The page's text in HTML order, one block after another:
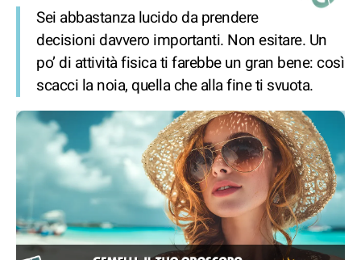
Sei abbastanza lucido da prendere
decisioni davvero importanti. Non esitare. Un
po’ di attività fisica ti farebbe un gran bene: così
scacci la noia, quella che alla fine ti svuota.